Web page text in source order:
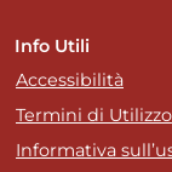
Info Utili
Accessibilità
Termini di Utilizzo
Informativa